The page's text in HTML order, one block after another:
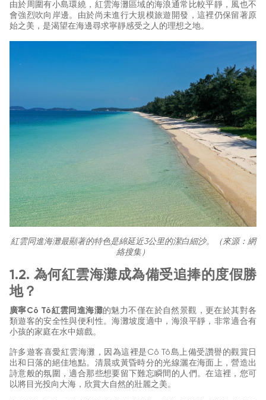
由於周圍有小島環繞，紅雲海灘區域的海浪通常比較平靜，風也不
會強烈吹向岸邊。由於尚未進行大規模旅遊開發，這裡仍保留著原
始之美，是渴望在海邊尋求寧靜感受之人的理想之地。
紅雲同進海灘最顯著的特色是綿延近3公里的潔白細沙。（來源：網
絡搜集）
1.2. 為何紅雲海灘成為備受追捧的度假勝
地？
廣寧Cô Tô紅雲同進海灘的魅力不僅在於自然景觀，更在於其對各
類遊客的安全性與便利性。海灘坡度適中，海浪平靜，非常適合有
小孩的家庭在水中嬉戲。
許多遊客喜愛紅雲海灘，因為這裡是Cô Tô島上備受讚譽的觀賞日
出和日落的絕佳地點。清晨或黃昏時分的光線灑在海面上，營造出
詩意般的氛圍，適合那些想要留下難忘瞬間的人們。在這裡，您可
以將目光投向大海，欣賞大自然的壯麗之美。